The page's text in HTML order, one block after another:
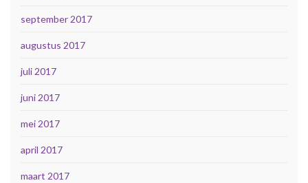
september 2017
augustus 2017
juli 2017
juni 2017
mei 2017
april 2017
maart 2017